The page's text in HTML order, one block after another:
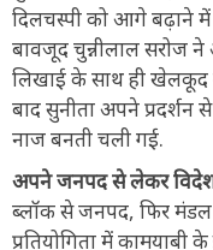
दिलचस्पी को आगे बढ़ाने में
बावजूद चुन्नीलाल सरोज
लिखाई के साथ ही
बाद सुनीता अपने प्रदर्शन
नाज बनती चली गई.
अपने जनपद से लेकर विदेश
ब्लॉक से जनपद, फिर
प्रतियोगिता में